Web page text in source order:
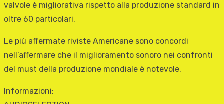
valvole è migliorativa rispetto alla produzione standard in
oltre 60 particolari.
Le più affermate riviste Americane sono concordi
nell’affermare che il miglioramento sonoro nei confronti
del must della produzione mondiale è notevole.
Informazioni: